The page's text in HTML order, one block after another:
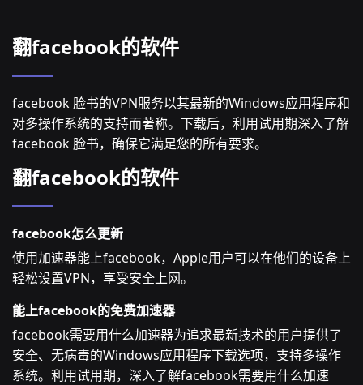
翻facebook的软件
facebook 脸书的VPN服务以其最新的Windows应用程序和
对多操作系统的支持而著称。下载后，利用试用期深入了解
facebook 脸书，确保它满足您的所有要求。
翻facebook的软件
facebook怎么更新
使用加速器能上facebook，Apple用户可以在他们的设备上
轻松设置VPN，享受安全上网。
能上facebook的免费加速器
facebook需要用什么加速器为追求最新技术的用户提供了
安全、无病毒的Windows应用程序下载选项，支持多操作
系统。利用试用期，深入了解facebook需要用什么加速